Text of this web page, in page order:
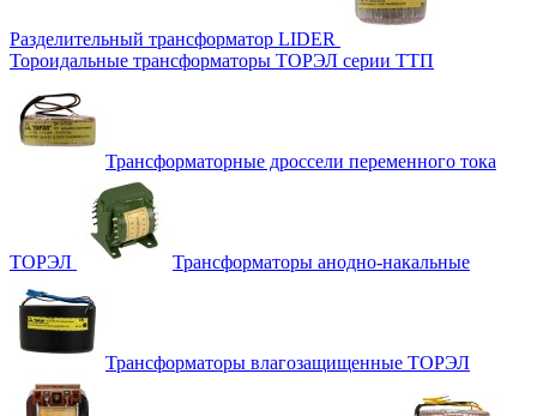
Разделительный трансформатор LIDER
Тороидальные трансформаторы ТОРЭЛ серии ТТП
Трансформаторные дроссели переменного тока
ТОРЭЛ Трансформаторы анодно-накальные
Трансформаторы влагозащищенные ТОРЭЛ